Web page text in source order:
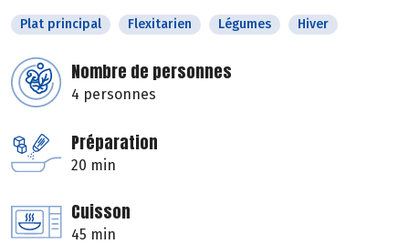
Plat principal Flexitarien Légumes Hiver
Nombre de personnes
4 personnes
Préparation
20 min
Cuisson
45 min